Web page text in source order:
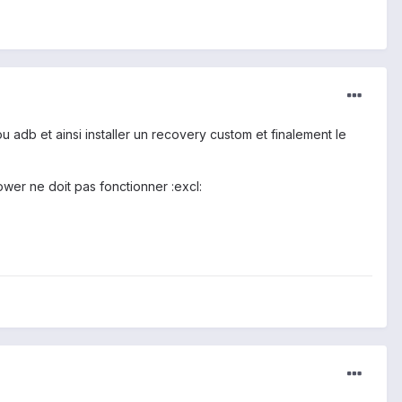
et ainsi installer un recovery custom et finalement le
ne doit pas fonctionner :excl: